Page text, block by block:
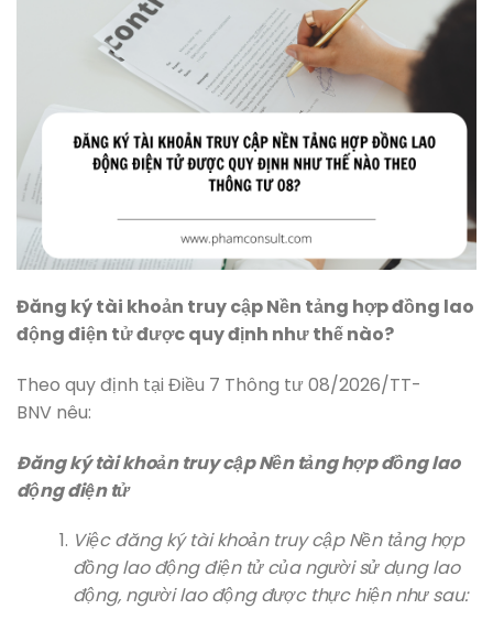
Đăng ký tài khoản truy cập Nền tảng hợp đồng lao
động điện tử được quy định như thế nào?
Theo quy định tại Điều 7 Thông tư 08/2026/TT-
BNV nêu:
Đăng ký tài khoản truy cập Nền tảng hợp đồng lao
động điện tử
Việc đăng ký tài khoản truy cập Nền tảng hợp
đồng lao động điện tử của người sử dụng lao
động, người lao động được thực hiện như sau: